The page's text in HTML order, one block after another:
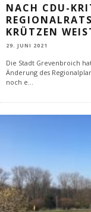
NACH CDU-
KRÜTZEN
29. JUNI 2021
Die Stadt Grevenbroich
Änderung des
noch e...